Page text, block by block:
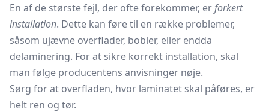
En af de største fejl, der ofte forekommer, erforkert
installation. Dette kan føre til en række problemer,
såsom ujævne overflader, bobler, eller endda
delaminering. For at sikre korrekt installation, skal
man følge producentens anvisninger nøje.
Sørg for at overfladen, hvor laminatet skal påføres, er
helt ren og tør.